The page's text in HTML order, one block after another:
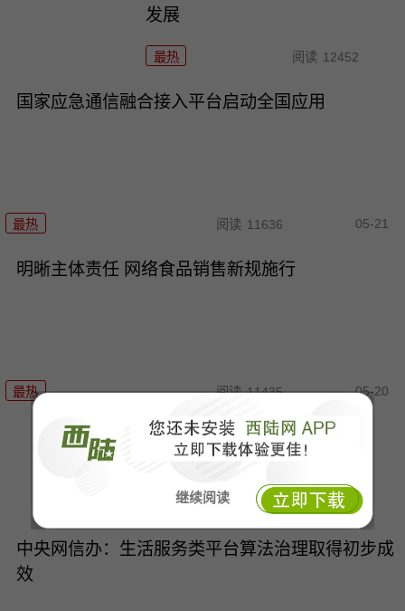
继续阅读
发展
最热 阅读 12452
国家应急通信融合接入平台启动全国应用
最热 阅读 11636 05-21
明晰主体责任 网络食品销售新规施行
最热 阅读 11435 05-20
“碎瓷”博物馆奇妙夜
最热 阅读 9492
中央网信办：生活服务类平台算法治理取得初步成
效